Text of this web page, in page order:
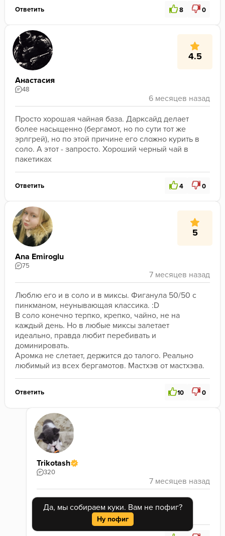
Да, мы собираем куки. Вам не пофиг?
Ну пофиг
Ответить 8 0
4.5
Анастасия
48
Просто хорошая чайная база. Дарксайд делает
более насыщенно (бергамот, но по сути тот же
эрлгрей), но по этой причине его сложно курить в
соло. А этот - запросто. Хороший черный чай в
пакетиках
Ответить 4 0
5
Ana Emiroglu
75
Люблю его и в соло и в миксы. Фиганула 50/50 с
пинкманом, неунывающая классика. :D
В соло конечно терпко, крепко, чайно, не на
каждый день. Но в любые миксы залетает
идеально, правда любит перебивать и
доминировать.
Аромка не слетает, держится до талого. Реально
Ответить 10 0
Trikotash
320
@Ana Emiroglu
Каскадно курила?)